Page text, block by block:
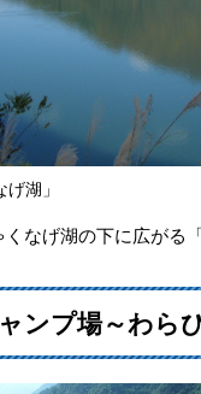
湖」
なげ湖の下に広がる
ンプ場～わら